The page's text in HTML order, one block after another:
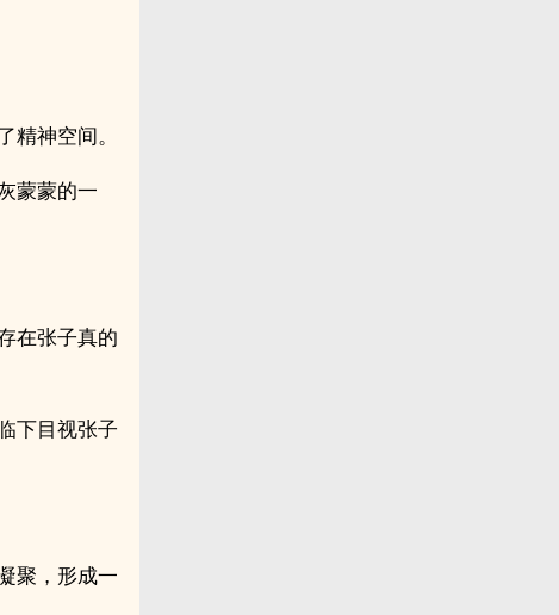
神空间。
蒙蒙的一
在张子真的
下目视张子
聚，形成一